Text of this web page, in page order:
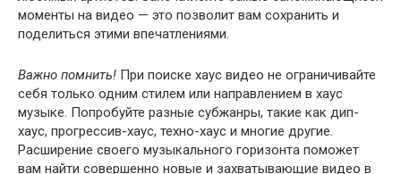
моменты на видео — это позволит вам сохранить и
поделиться этими впечатлениями.
Важно помнить! При поиске хаус видео не ограничивайте
себя только одним стилем или направлением в хаус
музыке. Попробуйте разные субжанры, такие как дип-
хаус, прогрессив-хаус, техно-хаус и многие другие.
Расширение своего музыкального горизонта поможет
вам найти совершенно новые и захватывающие видео в